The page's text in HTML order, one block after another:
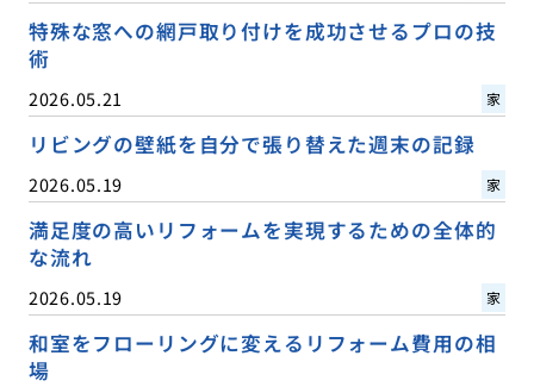
特殊な窓への網戸取り付けを成功させるプロの技
術
2026.05.21 家
リビングの壁紙を自分で張り替えた週末の記録
2026.05.19 家
満足度の高いリフォームを実現するための全体的
な流れ
2026.05.19 家
和室をフローリングに変えるリフォーム費用の相
場